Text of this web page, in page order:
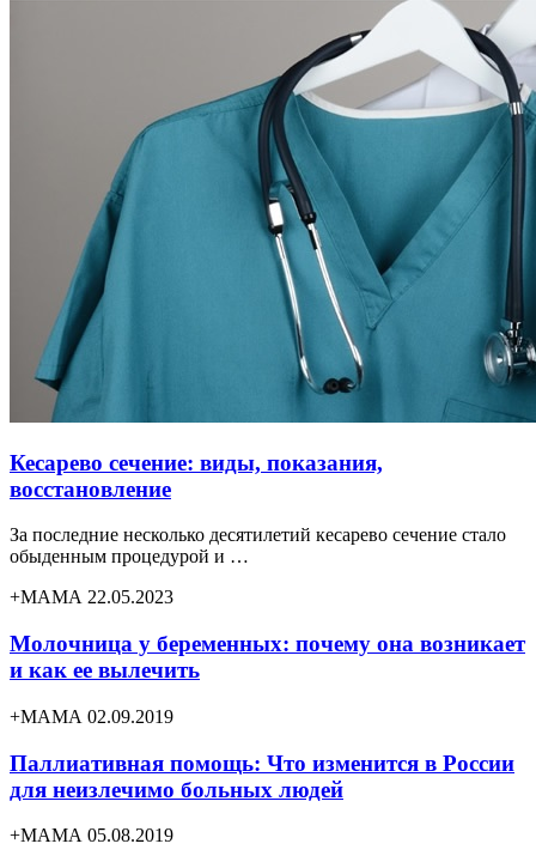
Кесарево сечение: виды, показания,
восстановление
За последние несколько десятилетий кесарево сечение стало
обыденным процедурой и …
+МАМА 22.05.2023
Молочница у беременных: почему она возникает
и как ее вылечить
+МАМА 02.09.2019
Паллиативная помощь: Что изменится в России
для неизлечимо больных людей
+МАМА 05.08.2019